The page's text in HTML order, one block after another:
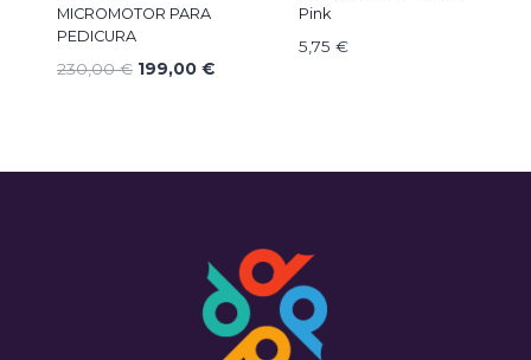
MICROMOTOR PARA
PEDICURA
230,00€ El
199,00 €El
Pink
5,75 €